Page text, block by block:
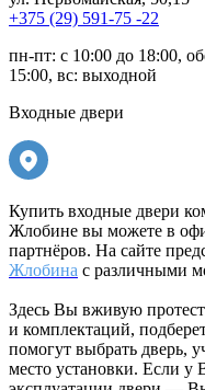
+375 (29) 591-75 -22
пн-пт: с 10:00 до 18:00,
15:00, вс: выходной
Входные двери
Купить входные двери
Жлобине вы можете в
партнёров. На сайте
Жлобина с различными
Здесь Вы вживую
и комплектаций,
помогут выбрать дверь,
место установки. Если у